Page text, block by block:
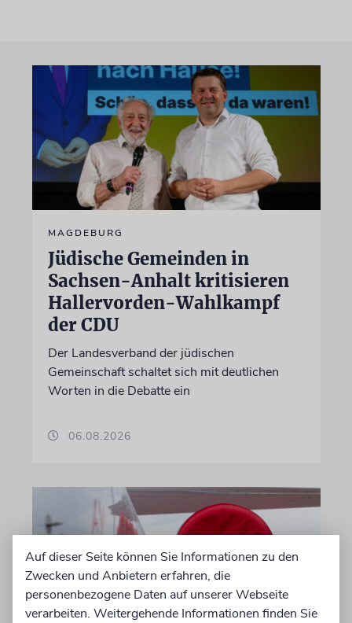
MAGDEBURG
Jüdische Gemeinden in
Sachsen-Anhalt kritisieren
Hallervorden-Wahlkampf
der CDU
Der Landesverband der jüdischen
Gemeinschaft schaltet sich mit deutlichen
Worten in die Debatte ein
06.08.2026
Auf dieser Seite können Sie Informationen zu den
Zwecken und Anbietern erfahren, die
personenbezogene Daten auf unserer Webseite
verarbeiten. Weitergehende Informationen finden Sie